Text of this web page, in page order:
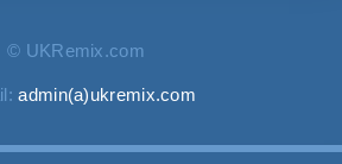
© UKRemix.com
admin(a)ukremix.com